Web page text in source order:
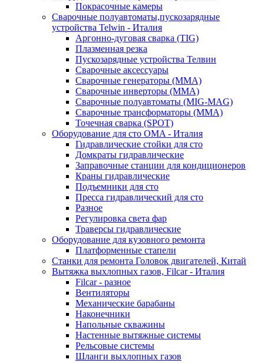
Покрасочные камеры
Сварочные полуавтоматы,пускозарядные
устройства Telwin - Италия
Аргонно-дуговая сварка (TIG)
Плазменная резка
Пускозарядные устройства Телвин
Сварочные аксессуары
Сварочные генераторы (MMA)
Сварочные инверторы (MMA)
Сварочные полуавтоматы (MIG-MAG)
Сварочные трансформаторы (MMA)
Точечная сварка (SPOT)
Оборудование для сто OMA - Италия
Гидравлические стойки для сто
Домкраты гидравлические
Заправочные станции для кондиционеров
Краны гидравлические
Подъемники для сто
Пресса гидравлический для сто
Разное
Регулировка света фар
Траверсы гидравлические
Оборудование для кузовного ремонта
Платформенные стапели
Станки для ремонта Головок двигателей, Китай
Вытяжка выхлопных газов, Filcar - Италия
Filcar - разное
Вентиляторы
Механические барабаны
Наконечники
Напольные скважины
Настенные вытяжные системы
Рельсовые системы
Шланги выхлопных газов